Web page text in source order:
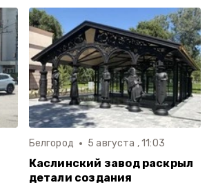
Белгород 5 августа , 11:03
Каслинский завод раскрыл
детали создания